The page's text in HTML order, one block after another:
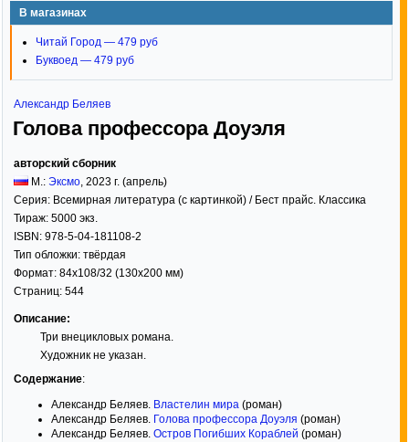
В магазинах
Читай Город — 479 руб
Буквоед — 479 руб
Александр Беляев
Голова профессора Доуэля
авторский сборник
М.: Эксмо, 2023 г. (апрель)
Серия: Всемирная литература (с картинкой) / Бест прайс. Классика
Тираж: 5000 экз.
ISBN: 978-5-04-181108-2
Тип обложки: твёрдая
Формат: 84x108/32 (130x200 мм)
Страниц: 544
Описание:
Три внецикловых романа.
Художник не указан.
Содержание:
Александр Беляев. Властелин мира (роман)
Александр Беляев. Голова профессора Доуэля (роман)
Александр Беляев. Остров Погибших Кораблей (роман)